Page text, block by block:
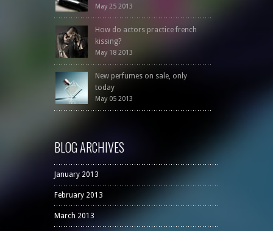
May 25 2013
How do actors practice french
kissing?
May 18 2013
New perfumes on sale, only
today
May 05 2013
BLOG ARCHIVES
January 2013
February 2013
March 2013